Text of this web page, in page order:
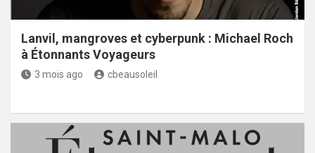
Lanvil, mangroves et cyberpunk : Michael Roch
à Étonnants Voyageurs
3 mois ago cbeausoleil